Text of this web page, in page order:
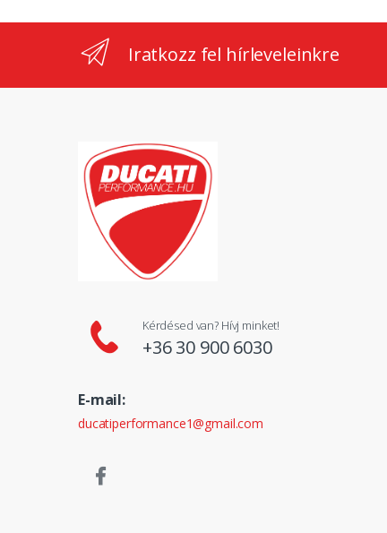
Iratkozz fel hírleveleinkre
Kérdésed van? Hívj minket!
+36 30 900 6030
E-mail:
ducatiperformance1@gmail.com